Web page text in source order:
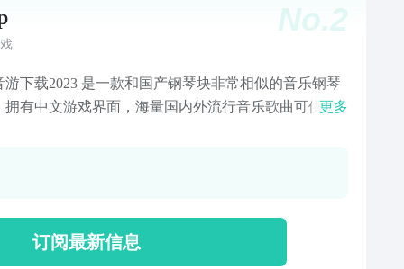
No.2
游下载2023 是一款和国产钢琴块非常相似的音乐钢琴
拥有中文游戏界面，海量国内外流行音乐歌曲可供选
更多
订阅最新信息